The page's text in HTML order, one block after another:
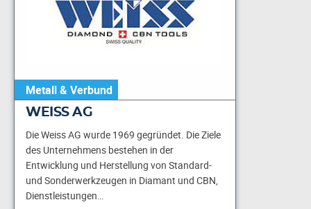
Metall & Verbund
WEISS AG
Die Weiss AG wurde 1969 gegründet. Die Ziele
des Unternehmens bestehen in der
Entwicklung und Herstellung von Standard-
und Sonderwerkzeugen in Diamant und CBN,
Dienstleistungen…